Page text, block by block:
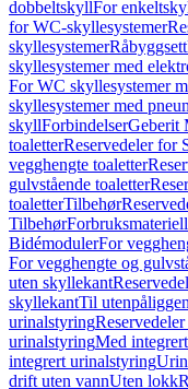
dobbeltskyllFor
for WC-skyllesystemer
skyllesystemerRåbyggsett
skyllesystemer med
For WC skyllesystemer
skyllesystemer med
skyllForbindelserGeberit
toaletterReservedeler for
vegghengte toaletter
gulvstående toaletter
toaletterTilbehør
TilbehørForbruksmateriell
BidémodulerFor
For vegghengte og
uten skyllekant
skyllekantTil
urinalstyring
urinalstyringMed
integrert urinalstyring
drift uten vannUten lokk